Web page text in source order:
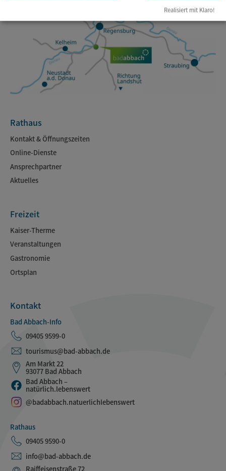
Rathaus
Kontakt & Öffnungszeiten
Online-Dienste
Ansprechpartner
Aktuelles
Freizeit
Kaiser-Therme
Veranstaltungen
Gastronomie
Ortsplan
Kontakt
Bad Abbach-Info
09405 9599-0
tourismus@bad-abbach.de
Am Markt 22
93077 Bad Abbach
Bad Abbach –
natürlich.lebenswert
@badabbach.natuerlichlebenswert
Rathaus
09405 9590-0
info@bad-abbach.de
Raiffeisenstraße 72
Realisiert mit Klaro!